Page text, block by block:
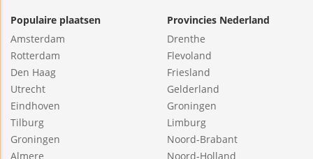
Populaire plaatsen
Amsterdam
Rotterdam
Den Haag
Utrecht
Eindhoven
Tilburg
Groningen
Almere
Provincies Nederland
Drenthe
Flevoland
Friesland
Gelderland
Groningen
Limburg
Noord-Brabant
Noord-Holland